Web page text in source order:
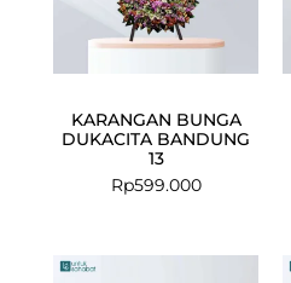
KARANGAN BUNGA
DUKACITA BANDUNG
13
Rp599.000